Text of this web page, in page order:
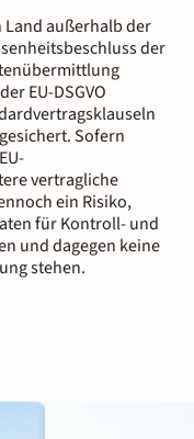
Land außerhalb der
der
EU-DSGVO
Sofern
vertragliche
ein Risiko,
für Kontroll- und
und dagegen keine
stehen.